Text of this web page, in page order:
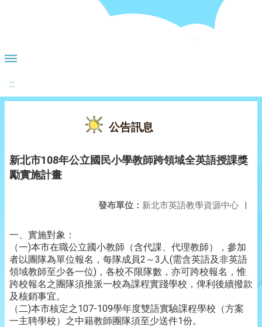
:::
公告訊息
新北市108年公立國民小學教師跨領域全英語授課獎
勵實施計畫
發布單位： 新北市英語教學資源中心 |
一、實施對象：
（一)本市在職公立國小教師（含代課、代理教師），參加
者以團隊為單位報名，每隊成員2～3人(需含英語及非英語
領域教師至少各一位)，各校不限隊數，亦可跨校報名，惟
跨校報名之團隊須推派一校為課程實踐學校，俾利後續撥款
及核銷事宜。
（二)本市核定之107-109學年度雙語實驗課程學校（方案
一主聘學校）之中籍教師團隊須至少送件1份。